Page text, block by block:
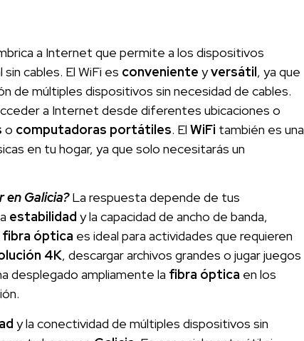
a Internet que permite a los dispositivos
cables. El WiFi es conveniente yversátil, ya que
de múltiples dispositivos sin necesidad de cables.
a Internet desde diferentes ubicaciones o
o computadoras portátiles. El WiFi también es una
en tu hogar, ya que solo necesitarás un
en Galicia?La respuesta depende de tus
estabilidad y la capacidad de ancho de banda,
fibra óptica es ideal para actividades que requieren
4K, descargar archivos grandes o jugar juegos
desplegado ampliamente la fibra óptica en los
y la conectividad de múltiples dispositivos sin